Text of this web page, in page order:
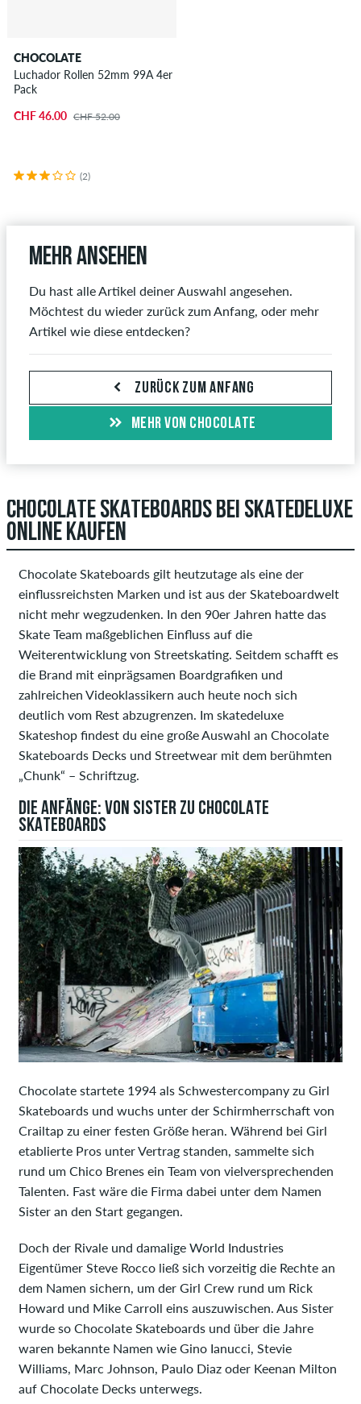
CHOCOLATE
Luchador Rollen 52mm 99A 4er
Pack
CHF 46.00 CHF 52.00
(2)
Mehr ansehen
Du hast alle Artikel deiner Auswahl angesehen.
Möchtest du wieder zurück zum Anfang, oder mehr
Artikel wie diese entdecken?
ZURÜCK ZUM ANFANG
MEHR VON CHOCOLATE
CHOCOLATE SKATEBOARDS BEI SKATEDELUXE
ONLINE KAUFEN
Chocolate Skateboards gilt heutzutage als eine der
einflussreichsten Marken und ist aus der Skateboardwelt
nicht mehr wegzudenken. In den 90er Jahren hatte das
Skate Team maßgeblichen Einfluss auf die
Weiterentwicklung von Streetskating. Seitdem schafft es
die Brand mit einprägsamen Boardgrafiken und
zahlreichen Videoklassikern auch heute noch sich
deutlich vom Rest abzugrenzen. Im skatedeluxe
Skateshop findest du eine große Auswahl an Chocolate
Skateboards Decks und Streetwear mit dem berühmten
„Chunk“ – Schriftzug.
DIE ANFÄNGE: VON SISTER ZU CHOCOLATE
SKATEBOARDS
Chocolate startete 1994 als Schwestercompany zu Girl
Skateboards und wuchs unter der Schirmherrschaft von
Crailtap zu einer festen Größe heran. Während bei Girl
etablierte Pros unter Vertrag standen, sammelte sich
rund um Chico Brenes ein Team von vielversprechenden
Talenten. Fast wäre die Firma dabei unter dem Namen
Sister an den Start gegangen.
Doch der Rivale und damalige World Industries
Eigentümer Steve Rocco ließ sich vorzeitig die Rechte an
dem Namen sichern, um der Girl Crew rund um Rick
Howard und Mike Carroll eins auszuwischen. Aus Sister
wurde so Chocolate Skateboards und über die Jahre
waren bekannte Namen wie Gino Ianucci, Stevie
Williams, Marc Johnson, Paulo Diaz oder Keenan Milton
auf Chocolate Decks unterwegs.